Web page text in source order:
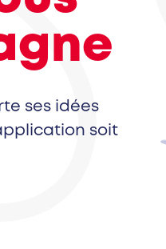
ses idées
soit